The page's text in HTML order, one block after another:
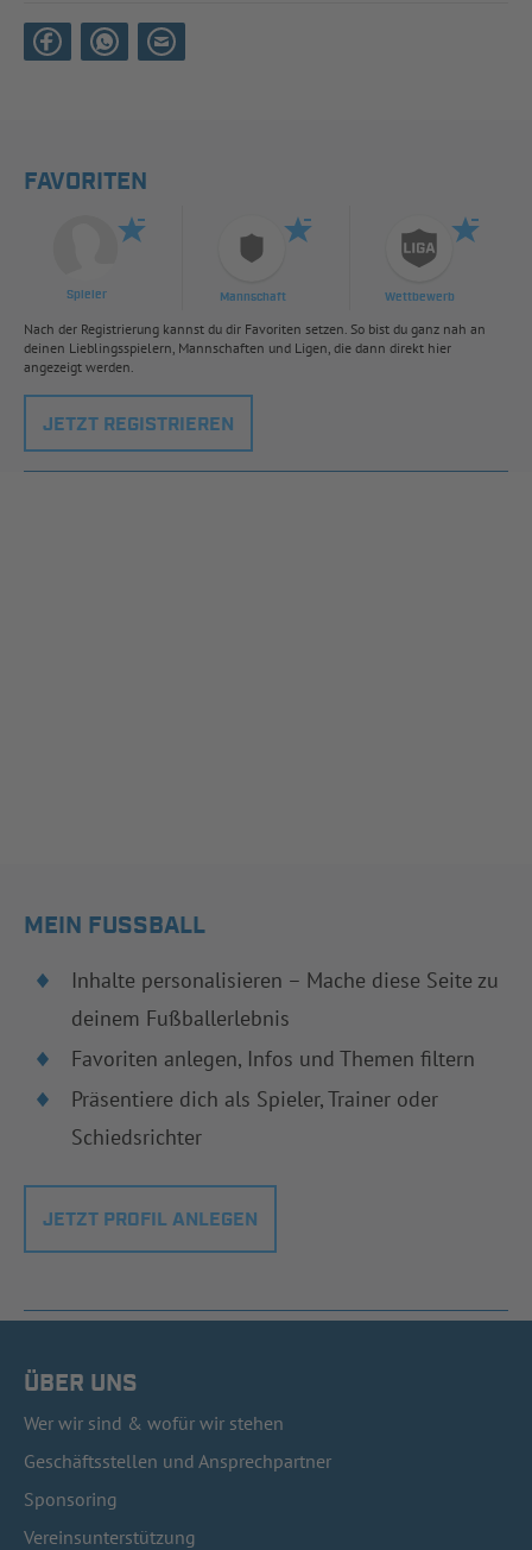
FAVORITEN
Spieler Mannschaft Wettbewerb
Nach der Registrierung kannst du dir Favoriten setzen. So bist du ganz nah an
deinen Lieblingsspielern, Mannschaften und Ligen, die dann direkt hier
angezeigt werden.
JETZT REGISTRIEREN
MEIN FUSSBALL
Inhalte personalisieren – Mache diese Seite zu
deinem Fußballerlebnis
Favoriten anlegen, Infos und Themen filtern
Präsentiere dich als Spieler, Trainer oder
Schiedsrichter
JETZT PROFIL ANLEGEN
ÜBER UNS
Wer wir sind & wofür wir stehen
Geschäftsstellen und Ansprechpartner
Sponsoring
Vereinsunterstützung